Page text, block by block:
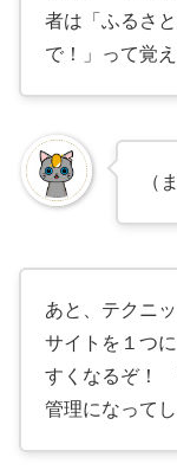
者は「ふるさ
で！」って覚
（
あと、テクニ
サイトを１つ
すくなるぞ！
管理になって